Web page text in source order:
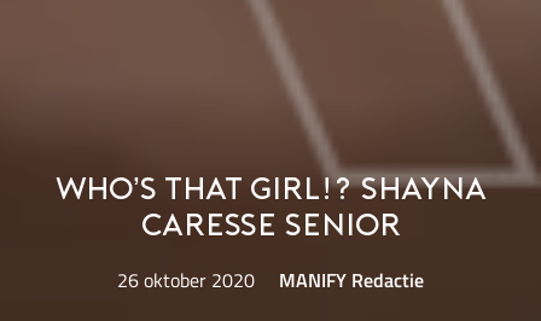
Who’s That Girl!? Shayna
Caresse Senior
26 oktober 2020 MANIFY Redactie